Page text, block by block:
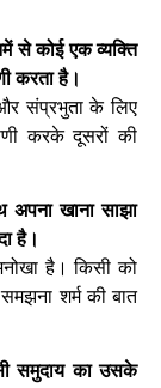
से कोई एक व्यक्ति
करता है।
और संप्रभुता के लिए
करके दूसरों की
खाना साझा
है।
है। किसी को
शर्म की बात
समुदाय का उसके